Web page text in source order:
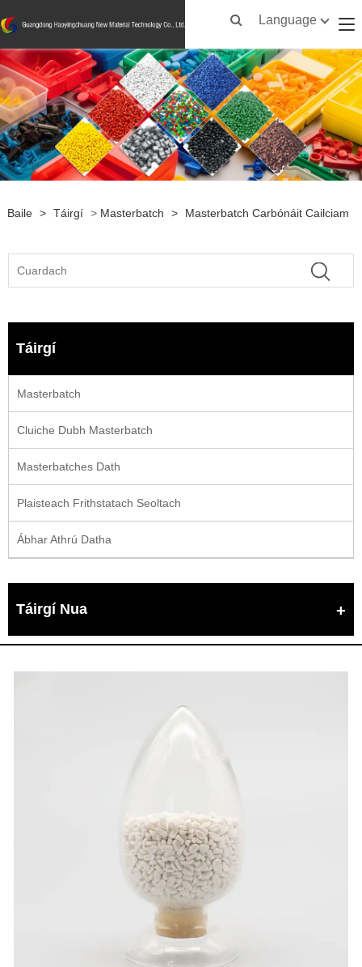
Language
Baile > Táirgí > Masterbatch > Masterbatch Carbónáit Cailciam
Táirgí
Masterbatch
Cluiche Dubh Masterbatch
Masterbatches Dath
Plaisteach Frithstatach Seoltach
Ábhar Athrú Datha
Táirgí Nua